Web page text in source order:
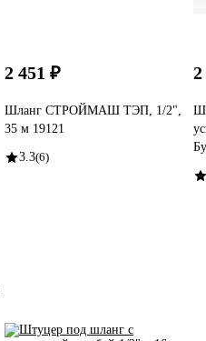
2 451 ₽
Шланг СТРОЙМАШ ТЭП, 1/2",
35 м 19121
3.3(6)
2